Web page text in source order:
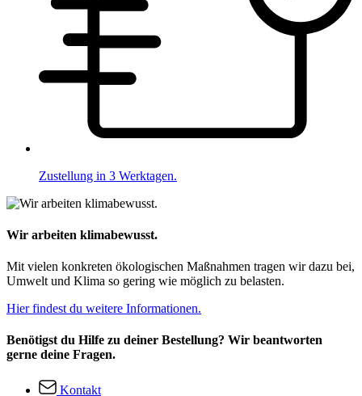
Zustellung in 3 Werktagen.
Wir arbeiten klimabewusst.
Mit vielen konkreten ökologischen Maßnahmen tragen wir dazu bei,
Umwelt und Klima so gering wie möglich zu belasten.
Hier findest du weitere Informationen.
Benötigst du Hilfe zu deiner Bestellung? Wir beantworten
gerne deine Fragen.
Kontakt